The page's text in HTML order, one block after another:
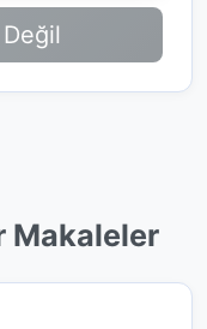
Değil
Makaleler